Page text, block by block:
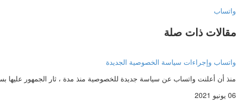
واتساب
مقالات ذات صلة
واتساب وإجراءات سياسة الخصوصية الجديدة
منذ أن أعلنت واتساب عن سياسة جديدة للخصوصية منذ مدة ، ثار الجمهور
06 يونيو 2021